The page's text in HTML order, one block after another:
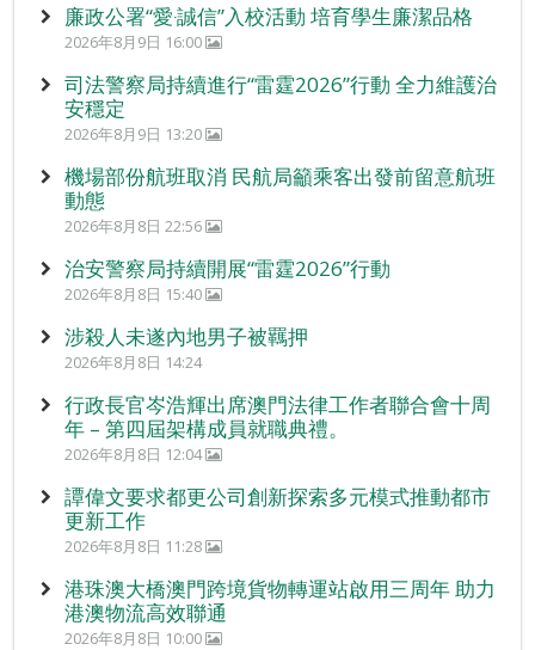
廉政公署“愛‧誠信”入校活動 培育學生廉潔品格
2026年8月9日 16:00
司法警察局持續進行“雷霆2026”行動 全力維護治
安穩定
2026年8月9日 13:20
機場部份航班取消 民航局籲乘客出發前留意航班
動態
2026年8月8日 22:56
治安警察局持續開展“雷霆2026”行動
2026年8月8日 15:40
涉殺人未遂內地男子被羈押
2026年8月8日 14:24
行政長官岑浩輝出席澳門法律工作者聯合會十周
年 – 第四屆架構成員就職典禮。
2026年8月8日 12:04
譚偉文要求都更公司創新探索多元模式推動都市
更新工作
2026年8月8日 11:28
港珠澳大橋澳門跨境貨物轉運站啟用三周年 助力
港澳物流高效聯通
2026年8月8日 10:00